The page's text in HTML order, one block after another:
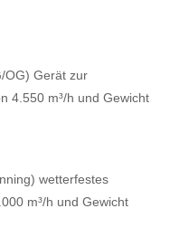
OG) Gerät zur
4.550 m³/h und Gewicht
wetterfestes
m³/h und Gewicht